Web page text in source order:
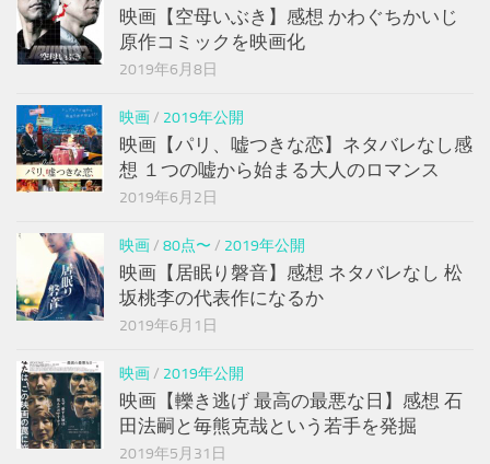
映画【空母いぶき】感想 かわぐちかいじ
原作コミックを映画化
2019年6月8日
映画/ 2019年公開
映画【パリ、嘘つきな恋】ネタバレなし感
想 １つの嘘から始まる大人のロマンス
2019年6月2日
映画/ 80点〜 / 2019年公開
映画【居眠り磐音】感想 ネタバレなし 松
坂桃李の代表作になるか
2019年6月1日
映画/ 2019年公開
映画【轢き逃げ 最高の最悪な日】感想 石
田法嗣と毎熊克哉という若手を発掘
2019年5月31日